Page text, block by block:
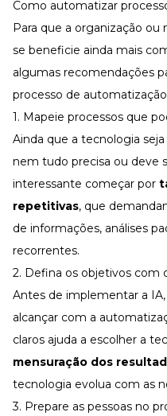
Como automatizar
Para que a organização
se beneficie ainda mais
algumas recomendações
processo de
1. Mapeie processos que
Ainda que a tecnologia
nem tudo precisa ou deve
interessante começar por
repetitivas, que
de informações, análises
recorrentes.
2. Defina os objetivos com
Antes de implementar a
alcançar com a
claros ajuda a escolher a
mensuração dos
tecnologia evolua com as
3. Prepare as pessoas no